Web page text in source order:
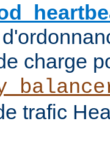
charge
trafic